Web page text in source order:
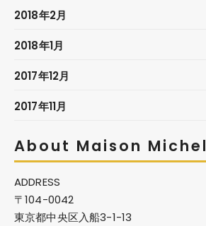
2018年2月
2018年1月
2017年12月
2017年11月
About Maison Michel
ADDRESS
〒104-0042
東京都中央区入船3-1-13